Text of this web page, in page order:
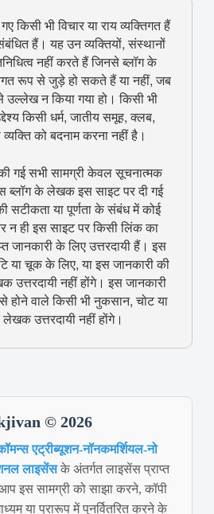
किसी भी विचार या राय व्यक्तिगत हैं
हैं। यह उन व्यक्तियों, संस्थानों
नहीं करते हैं जिनसे ब्लॉग के
रूप से जुड़े हो सकते हैं या नहीं, जब
न किया गया हो। किसी भी
किसी धर्म, जातीय समूह, क्लब,
को बदनाम करना नहीं है।
गई सभी सामग्री केवल सूचनात्मक
ब्लॉग के लेखक इस साइट पर दी गई
सटीकता या पूर्णता के संबंध में कोई
न ही इस साइट पर किसी लिंक का
जानकारी के लिए उत्तरदायी हैं। इस
या चूक के लिए, या इस जानकारी की
नहीं होंगे। इस जानकारी
होने वाले किसी भी नुकसान, चोट या
लेखक उत्तरदायी नहीं होंगे।
© 2026
एट्रीब्यूशन-नॉनकमर्शियल-नो
लाइसेंसके अंतर्गत लाइसेंस प्राप्त
इस सामग्री को साझा करने, कॉपी
या प्रारूप में पुनर्वितरित करने के